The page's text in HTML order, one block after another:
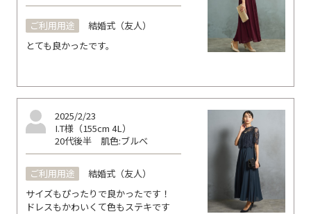
ご利用用途
結婚式（友人）
とても良かったです。
2025/2/23
I.T様（155cm 4L）
20代後半 肌色:ブルべ
ご利用用途
結婚式（友人）
サイズもぴったりで良かったです！
ドレスもかわいくて色もステキです